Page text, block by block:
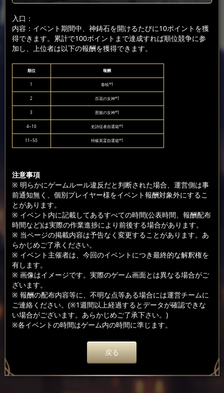
入口：
内容：イベント期間中、神鋳石を開けるたびに10ポイントを獲
得できます。累計で100ポイントまで達成すれば順位競争に参
加し、上位者は以下の報酬を獲得できます。
順位 報酬
1 春暁*1
2 百花の女神*1
3 恩寵の女神*1
4~10 史詩従者自選箱*1
11~50 特級英霊自選箱*1
注意事項
※ 明らかにゲームルール違反だと判断された場合、運営側は事
前通知無く、個別プレイヤー様をイベント報酬対象外にするこ
とがあります。
※ イベント内に記載してあるすべての時間(公表時間、報酬配布
時間など)は実際の作業進捗により前後する場合があります。
※ 当ページの掲載内容は予告なく変更することがあります。あ
らかじめご了承ください。
※ イベント主催者は、今回のイベントにつき最終的な解釈権を
有します。
※ 画像はイメージです。実際のゲーム画面とは異なる場合がご
ざいます。
※ 報酬の配布内容等に、不明な点等ある場合には運営チームに
ご連絡ください。(※1週間以上経過するとデータが確認できな
い場合がございます。あらかじめご了承下さい。)
※各イベントの時間はゲーム内の時間に準じます。
戻る